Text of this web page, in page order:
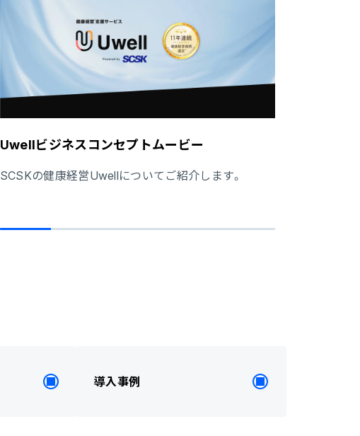
Uwellビジネスコンセプトムービー
SCSKの健康経営Uwellについてご紹介します。
導入事例